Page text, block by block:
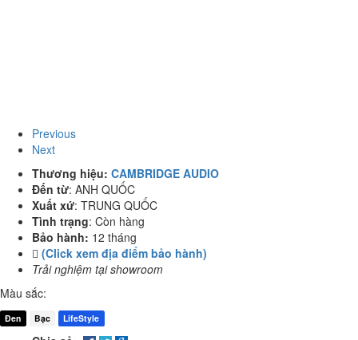
Previous
Next
Thương hiệu: CAMBRIDGE AUDIO
Đến từ: ANH QUỐC
Xuất xứ: TRUNG QUỐC
Tình trạng: Còn hàng
Bảo hành: 12 tháng
(Click xem địa điểm bảo hành)
Trải nghiệm tại showroom
Màu sắc:
Đen Bạc LifeStyle